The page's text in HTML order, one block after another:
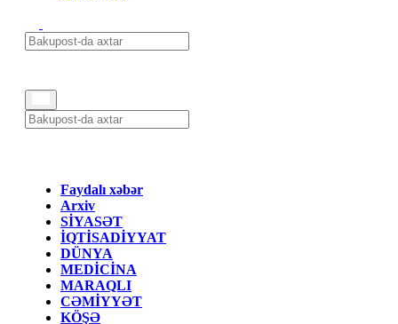
Faydalı xəbər
Arxiv
SİYASƏT
İQTİSADİYYAT
DÜNYA
MEDİCİNA
MARAQLI
CƏMİYYƏT
KÖŞƏ